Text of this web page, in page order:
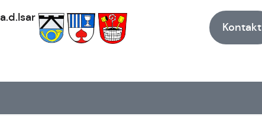
a.d.Isar
Kontakt